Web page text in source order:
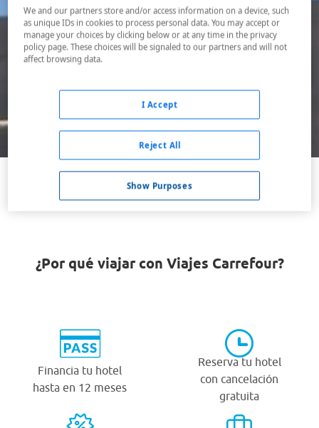
Fechas *
07/08/2026 - 08/08/2026
Buscar
VER TODOS LOS HOTELES BARATOS EN WUXI
¿Por qué viajar con Viajes Carrefour?
Financia tu hotel
hasta en 12 meses
Reserva tu hotel
con cancelación
gratuita
We and our partners store and/or access information on a device, such
as unique IDs in cookies to process personal data. You may accept or
manage your choices by clicking below or at any time in the privacy
policy page. These choices will be signaled to our partners and will not
affect browsing data.
Show Purposes
Reject All
I Accept